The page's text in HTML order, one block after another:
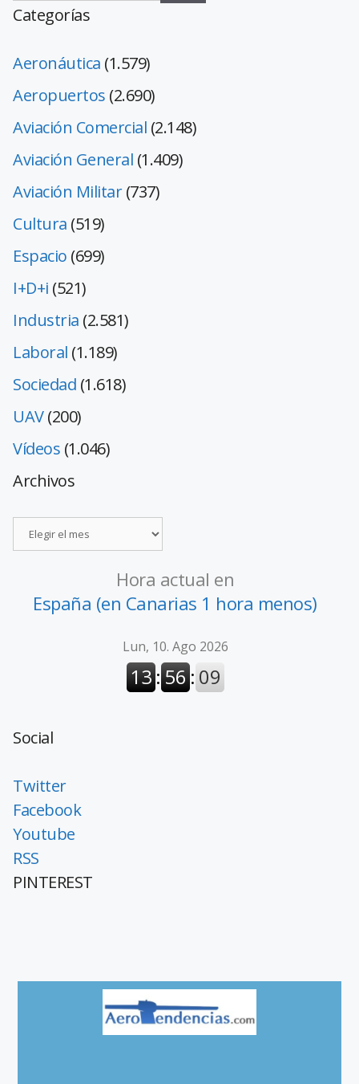
Categorías
Aeronáutica (1.579)
Aeropuertos (2.690)
Aviación Comercial (2.148)
Aviación General (1.409)
Aviación Militar(737)
Cultura (519)
Espacio (699)
I+D+i (521)
Industria (2.581)
Laboral (1.189)
Sociedad (1.618)
UAV(200)
Vídeos (1.046)
Archivos
Hora actual en
España (en Canarias 1 hora menos)
Social
Twitter
Facebook
Youtube
RSS
PINTEREST